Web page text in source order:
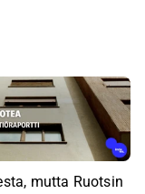
mutta Ruotsin